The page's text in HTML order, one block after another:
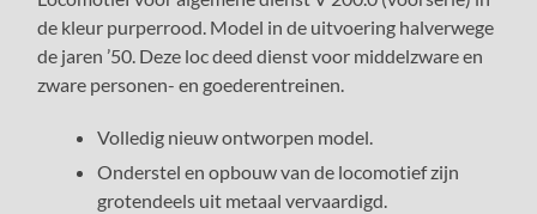
de kleur purperrood. Model in de uitvoering halverwege
de jaren ’50. Deze loc deed dienst voor middelzware en
zware personen- en goederentreinen.
Volledig nieuw ontworpen model.
Onderstel en opbouw van de locomotief zijn
grotendeels uit metaal vervaardigd.